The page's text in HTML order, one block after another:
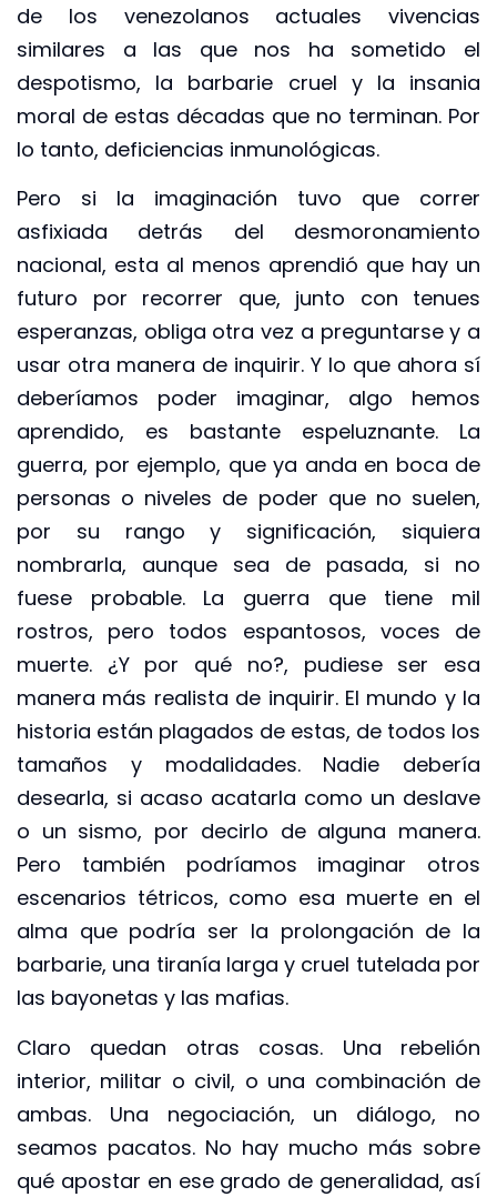
de los venezolanos actuales vivencias
similares a las que nos ha sometido el
despotismo, la barbarie cruel y la insania
moral de estas décadas que no terminan. Por
lo tanto, deficiencias inmunológicas.
Pero si la imaginación tuvo que correr
asfixiada detrás del desmoronamiento
nacional, esta al menos aprendió que hay un
futuro por recorrer que, junto con tenues
esperanzas, obliga otra vez a preguntarse y a
usar otra manera de inquirir. Y lo que ahora sí
deberíamos poder imaginar, algo hemos
aprendido, es bastante espeluznante. La
guerra, por ejemplo, que ya anda en boca de
personas o niveles de poder que no suelen,
por su rango y significación, siquiera
nombrarla, aunque sea de pasada, si no
fuese probable. La guerra que tiene mil
rostros, pero todos espantosos, voces de
muerte. ¿Y por qué no?, pudiese ser esa
manera más realista de inquirir. El mundo y la
historia están plagados de estas, de todos los
tamaños y modalidades. Nadie debería
desearla, si acaso acatarla como un deslave
o un sismo, por decirlo de alguna manera.
Pero también podríamos imaginar otros
escenarios tétricos, como esa muerte en el
alma que podría ser la prolongación de la
barbarie, una tiranía larga y cruel tutelada por
las bayonetas y las mafias.
Claro quedan otras cosas. Una rebelión
interior, militar o civil, o una combinación de
ambas. Una negociación, un diálogo, no
seamos pacatos. No hay mucho más sobre
qué apostar en ese grado de generalidad, así